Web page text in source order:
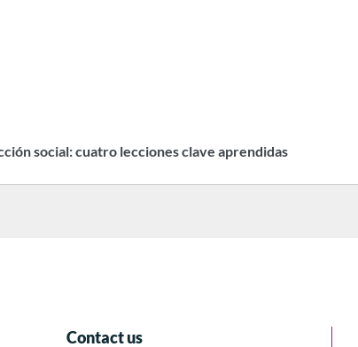
social: cuatro lecciones clave aprendidas
Contact us